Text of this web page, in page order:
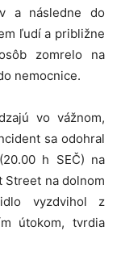
a následne do
ľudí a približne
zomrelo na
nemocnice.
vo vážnom,
sa odohral
h SEČ) na
Street na dolnom
vyzdvihol z
útokom, tvrdia